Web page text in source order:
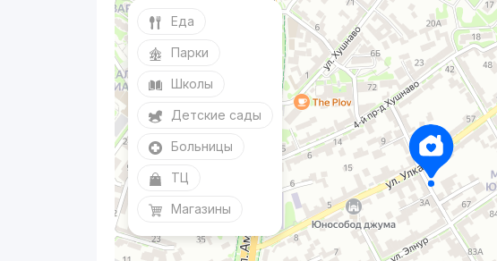
Еда
Парки
Школы
Детские сады
Больницы
ТЦ
Магазины